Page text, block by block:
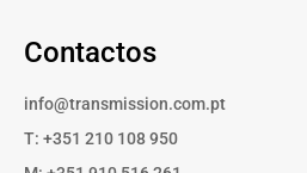
Contactos
info@transmission.com.pt
T: +351 210 108 950